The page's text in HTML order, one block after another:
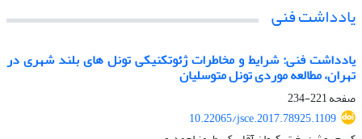
یادداشت فنی
یادداشت فنی: شرایط و مخاطرات ژئوتکنیکی تونل های بلند شهری در
تهران، مطالعه موردی تونل متوسلیان
صفحه221-234
10.22065/jsce.2017.78925.1109